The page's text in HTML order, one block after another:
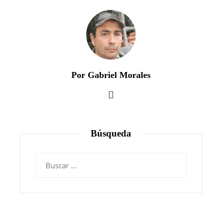
Por Gabriel Morales
Búsqueda